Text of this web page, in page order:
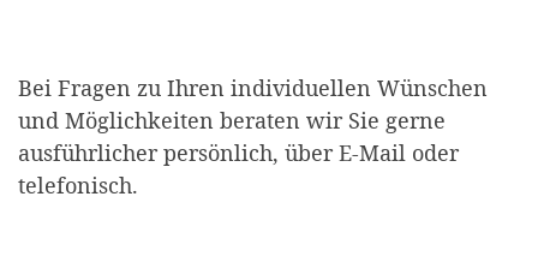
Bei Fragen zu Ihren individuellen Wünschen
und Möglichkeiten beraten wir Sie gerne
ausführlicher persönlich, über E-Mail oder
telefonisch.